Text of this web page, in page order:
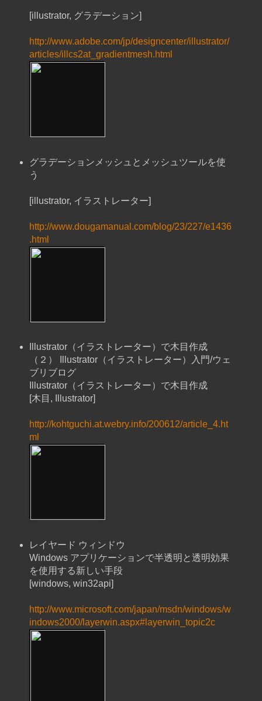
[illustrator, グラデーション]
http://www.adobe.com/jp/designcenter/illustrator/
articles/illcs2at_gradientmesh.html
グラデーションメッシュとメッシュツールを使
う
[illustrator, イラストレーター]
http://www.dougamanual.com/blog/23/227/e1436
.html
Illustrator（イラストレーター）で木目作成
（２） Illustrator（イラストレーター）入門/ウェ
ブリブログ
Illustrator（イラストレーター）で木目作成
[木目, Illustrator]
http://kohtguchi.at.webry.info/200612/article_4.ht
ml
レイヤード ウィンドウ
Windows アプリケーションで半透明と透明効果
を使用する新しい手段
[windows, win32api]
http://www.microsoft.com/japan/msdn/windows/w
indows2000/layerwin.aspx#layerwin_topic2c